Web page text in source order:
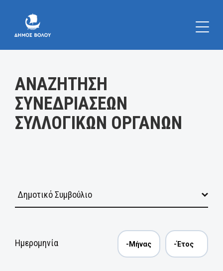
ΑΝΑΖΗΤΗΣΗ
ΣΥΝΕΔΡΙΑΣΕΩΝ
ΣΥΛΛΟΓΙΚΩΝ ΟΡΓΑΝΩΝ
Ημερομηνία